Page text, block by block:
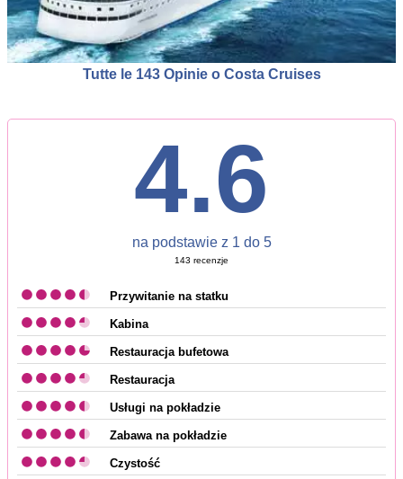
Tutte le 143 Opinie o Costa Cruises
4.6
na podstawie z 1 do 5
143 recenzje
Przywitanie na statku
Kabina
Restauracja bufetowa
Restauracja
Usługi na pokładzie
Zabawa na pokładzie
Czystość